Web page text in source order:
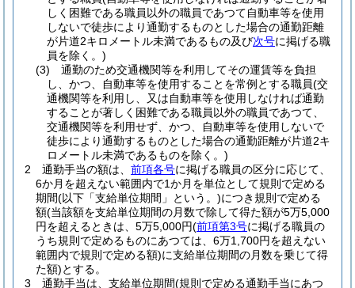
しく困難である職員以外の職員であつて自動車等を使用
しないで徒歩により通勤するものとした場合の通勤距離
が片道2キロメートル未満であるもの及び次号に掲げる職
員を除く。)
(3)
通勤のため交通機関等を利用してその運賃等を負担
し、かつ、自動車等を使用することを常例とする職員(交
通機関等を利用し、又は自動車等を使用しなければ通勤
することが著しく困難である職員以外の職員であつて、
交通機関等を利用せず、かつ、自動車等を使用しないで
徒歩により通勤するものとした場合の通勤距離が片道2キ
ロメートル未満であるものを除く。)
2
通勤手当の額は、 前項各号に掲げる職員の区分に応じて、
6か月を超えない範囲内で1か月を単位として規則で定める
期間(以下「支給単位期間」という。)につき規則で定める
額(当該額を支給単位期間の月数で除して得た額が5万5,000
円を超えるときは、5万5,000円(前項第3号に掲げる職員の
うち規則で定めるものにあつては、6万1,700円を超えない
範囲内で規則で定める額)に支給単位期間の月数を乗じて得
た額)とする。
3
通勤手当は、支給単位期間(規則で定める通勤手当にあつ